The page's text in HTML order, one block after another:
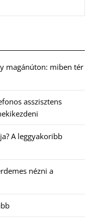
magánúton: miben tér
asszisztens
A leggyakoribb
nézni a